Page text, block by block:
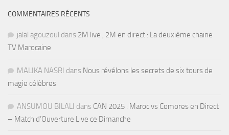
COMMENTAIRES RÉCENTS
jalal agouzoul dans 2M live , 2M en direct : La deuxième chaine
TV Marocaine
MALIKA NASRI dans Nous révélons les secrets de six tours de
magie célèbres
ANSUMOU BILALI dans CAN 2025 : Maroc vs Comores en Direct
– Match d’Ouverture Live ce Dimanche